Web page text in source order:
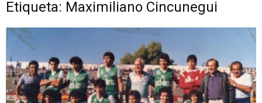
Etiqueta: Maximiliano Cincunegui